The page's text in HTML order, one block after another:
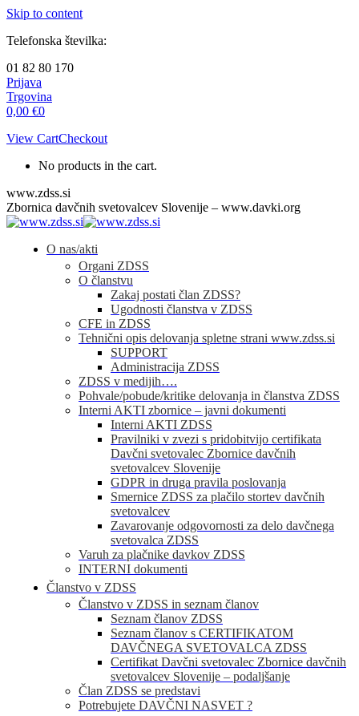
Skip to content
Telefonska številka:
01 82 80 170
Prijava
Trgovina
0,00 €0
View CartCheckout
No products in the cart.
www.zdss.si
Zbornica davčnih svetovalcev Slovenije – www.davki.org
O nas/akti
Organi ZDSS
O članstvu
Zakaj postati član ZDSS?
Ugodnosti članstva v ZDSS
CFE in ZDSS
Tehnični opis delovanja spletne strani www.zdss.si
SUPPORT
Administracija ZDSS
ZDSS v medijih….
Pohvale/pobude/kritike delovanja in članstva ZDSS
Interni AKTI zbornice – javni dokumenti
Interni AKTI ZDSS
Pravilniki v zvezi s pridobitvijo certifikata
Davčni svetovalec Zbornice davčnih
svetovalcev Slovenije
GDPR in druga pravila poslovanja
Smernice ZDSS za plačilo stortev davčnih
svetovalcev
Zavarovanje odgovornosti za delo davčnega
svetovalca ZDSS
Varuh za plačnike davkov ZDSS
INTERNI dokumenti
Članstvo v ZDSS
Članstvo v ZDSS in seznam članov
Seznam članov ZDSS
Seznam članov s CERTIFIKATOM
DAVČNEGA SVETOVALCA ZDSS
Certifikat Davčni svetovalec Zbornice davčnih
svetovalcev Slovenije – podaljšanje
Član ZDSS se predstavi
Potrebujete DAVČNI NASVET ?